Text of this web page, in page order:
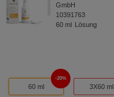
GmbH
10391763
60 ml Lösung
60 ml
20%
3X60 ml